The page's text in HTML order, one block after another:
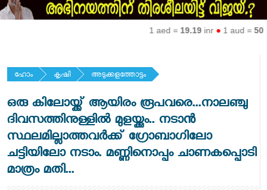
1 aed =19.19inr ●1 aud =50.27
ഹോം കൃഷി അടുക്കളത്തോട്ടം
ഒരു കിലോയ്ക്ക് ആയിരം രൂപവരെ...നാലഞ്ചു
ദിവസത്തിനുള്ളില്‍ മുളയ്ക്കും.. നടാൻ
സ്ഥലമില്ലാത്തവർക്ക് ഗ്രോബാഗിലാേ
ചട്ടിയിലോ നടാം. മണ്ണിനൊപ്പം ചാണകപ്പൊടി
മാത്രം മതി...